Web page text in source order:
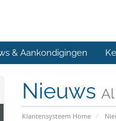
& Aankondigingen
Nieuws
Klantensysteem Home